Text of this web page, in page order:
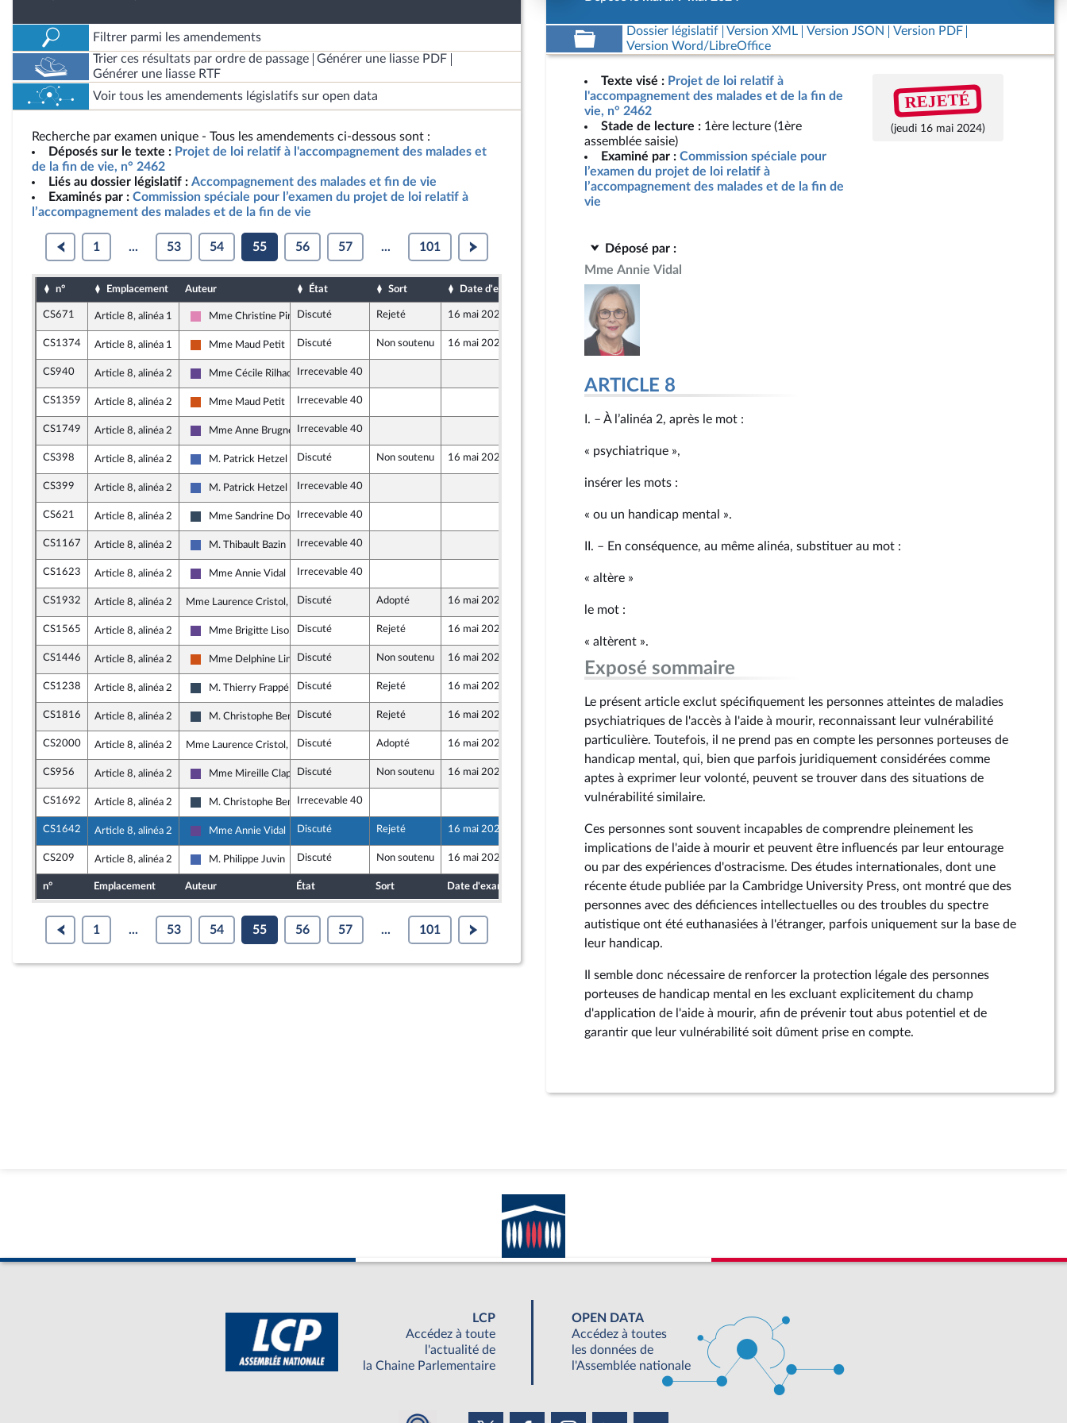
Filtrer parmi les amendements
Trier ces résultats par ordre de passage
Générer une liasse PDF
Générer une liasse RTF
Voir tous les amendements législatifs sur open data
Recherche par examen unique - Tous les amendements ci-dessous sont :
Déposés sur le texte : Projet de loi relatif à l'accompagnement des malades et
de la fin de vie, n° 2462
Liés au dossier législatif : Accompagnement des malades et fin de vie
Examinés par : Commission spéciale pour l’examen du projet de loi relatif à
l’accompagnement des malades et de la fin de vie
1 ... 53 54 55 56 57 ... 101
n° Emplacement Auteur État Sort Date d'examen Date de dépôt
CS671 Article 8, alinéa 1
Socialistes et apparentés
Mme Christine Pirès Beaune
Discuté Rejeté 16 mai 2024 6 mai 2024
CS1374 Article 8, alinéa 1
Démocrate (MoDem et Indépendants)
Mme Maud Petit Discuté Non soutenu 16 mai 2024 7 mai 2024
CS940 Article 8, alinéa 2
Renaissance
Mme Cécile Rilhac Irrecevable 40
CS1359 Article 8, alinéa 2
Démocrate (MoDem et Indépendants)
Mme Maud Petit Irrecevable 40 7 mai 2024
CS1749 Article 8, alinéa 2
Renaissance
Mme Anne BrugneraIrrecevable 40
CS398 Article 8, alinéa 2
Les Républicains
M. Patrick Hetzel Discuté Non soutenu 16 mai 2024 4 mai 2024
CS399 Article 8, alinéa 2
Les Républicains
M. Patrick Hetzel Irrecevable 40 4 mai 2024
CS621 Article 8, alinéa 2
Rassemblement National
Mme Sandrine Dogor-SuchIrrecevable 40 6 mai 2024
CS1167 Article 8, alinéa 2
Les Républicains
M. Thibault Bazin Irrecevable 40 7 mai 2024
CS1623 Article 8, alinéa 2
Renaissance
Mme Annie Vidal Irrecevable 40
CS1932 Article 8, alinéa 2 Mme Laurence Cristol, rapporteure
Discuté Adopté 16 mai 2024
CS1565 Article 8, alinéa 2
Renaissance
Mme Brigitte Liso Discuté Rejeté 16 mai 2024
CS1446 Article 8, alinéa 2
Démocrate (MoDem et Indépendants)
Mme Delphine Lingemann
Discuté Non soutenu 16 mai 2024
CS1238 Article 8, alinéa 2
Rassemblement National
M. Thierry Frappé Discuté Rejeté 16 mai 2024
CS1816 Article 8, alinéa 2
Rassemblement National
M. Christophe BentzDiscuté Rejeté 16 mai 2024
CS2000 Article 8, alinéa 2 Mme Laurence Cristol, rapporteure
Discuté Adopté 16 mai 2024 15 mai 2024
CS956 Article 8, alinéa 2
Renaissance
Mme Mireille ClapotDiscuté Non soutenu 16 mai 2024
CS1692 Article 8, alinéa 2
Rassemblement National
M. Christophe BentzIrrecevable 40 7 mai 2024
CS1642 Article 8, alinéa 2
Renaissance
Mme Annie Vidal Discuté Rejeté 16 mai 2024 7 mai 2024
CS209 Article 8, alinéa 2
Les Républicains
M. Philippe Juvin Discuté Non soutenu 16 mai 2024
n° Emplacement Auteur État Sort Date d'examen Date de dépôt
1 ... 53 54 55 56 57 ... 101
Dossier législatif Version XML Version JSON
Version PDF
Version Word/LibreOffice
Texte visé : Projet de loi relatif à
l'accompagnement des malades et de la fin de
vie, n° 2462
Stade de lecture : 1ère lecture (1ère
assemblée saisie)
Examiné par : Commission spéciale pour
l’examen du projet de loi relatif à
l’accompagnement des malades et de la fin de
vie
REJETÉ
(jeudi 16 mai 2024)
Déposé par :
Mme Annie Vidal
ARTICLE 8
I. – À l’alinéa 2, après le mot :
« psychiatrique »,
insérer les mots :
« ou un handicap mental ».
II. – En conséquence, au même alinéa, substituer au mot :
« altère »
le mot :
« altèrent ».
Exposé sommaire
Le présent article exclut spécifiquement les personnes atteintes de maladies
psychiatriques de l'accès à l'aide à mourir, reconnaissant leur vulnérabilité
particulière. Toutefois, il ne prend pas en compte les personnes porteuses de
handicap mental, qui, bien que parfois juridiquement considérées comme
aptes à exprimer leur volonté, peuvent se trouver dans des situations de
vulnérabilité similaire.
Ces personnes sont souvent incapables de comprendre pleinement les
implications de l'aide à mourir et peuvent être influencés par leur entourage
ou par des expériences d'ostracisme. Des études internationales, dont une
récente étude publiée par la Cambridge University Press, ont montré que des
personnes avec des déficiences intellectuelles ou des troubles du spectre
autistique ont été euthanasiées à l'étranger, parfois uniquement sur la base de
leur handicap.
Il semble donc nécessaire de renforcer la protection légale des personnes
porteuses de handicap mental en les excluant explicitement du champ
d'application de l'aide à mourir, afin de prévenir tout abus potentiel et de
garantir que leur vulnérabilité soit dûment prise en compte.
LCP
Accédez à toute
l'actualité de
la Chaine Parlementaire
OPEN DATA
Accédez à toutes
les données de
l'Assemblée nationale